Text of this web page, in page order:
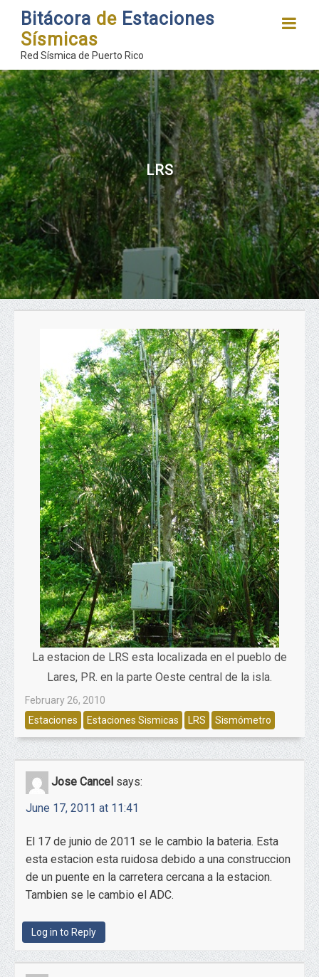
Bitácora de Estaciones
Sísmicas
Red Sísmica de Puerto Rico
LRS
La estacion de LRS esta localizada en el pueblo de
Lares, PR. en la parte Oeste central de la isla.
February 26, 2010
Estaciones
Estaciones Sismicas LRS Sismómetro
Jose Cancel says:
June 17, 2011 at 11:41
El 17 de junio de 2011 se le cambio la bateria. Esta
esta estacion esta ruidosa debido a una construccion
de un puente en la carretera cercana a la estacion.
Tambien se le cambio el ADC.
Log in to Reply